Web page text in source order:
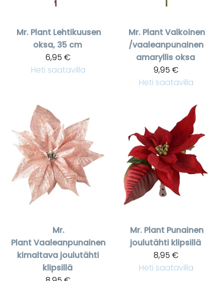
Mr. Plant Lehtikuusen
oksa, 35 cm
6,95 €
Heti saatavilla
Mr. PlantValkoinen
/vaaleanpunainen
amaryllis oksa
9,95 €
Heti saatavilla
Mr.
PlantVaaleanpunainen
kimaltava joulutähti
klipsillä
Mr. Plant Punainen
joulutähti klipsillä
8,95 €
Heti saatavilla